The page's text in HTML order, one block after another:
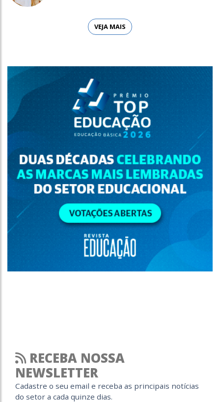
VEJA MAIS
RECEBA NOSSA
NEWSLETTER
Cadastre o seu email e receba as principais notícias
do setor a cada quinze dias.